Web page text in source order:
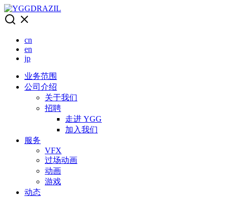
Skip
to
content
cn
en
jp
业务范围
公司介绍
关于我们
招聘
走进 YGG
加入我们
服务
VFX
过场动画
动画
游戏
动态